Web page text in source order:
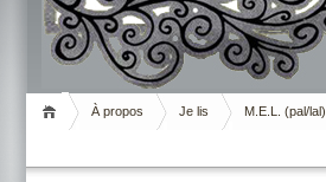
Livrement
À propos Je lis M.E.L. (pal/lal)